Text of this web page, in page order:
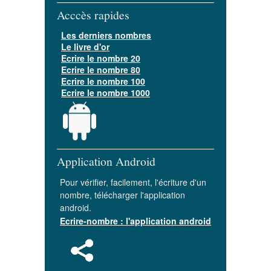
Acccès rapides
Les derniers nombres
Le livre d'or
Ecrire le nombre 20
Ecrire le nombre 80
Ecrire le nombre 100
Ecrire le nombre 1000
Application Android
Pour vérifier, facilement, l'écriture d'un
nombre, télécharger l'application
android.
Ecrire-nombre : l'application android